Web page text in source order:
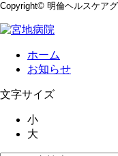
Copyright© 明倫ヘルスケア
ホーム
お知らせ
文字サイズ
小
大